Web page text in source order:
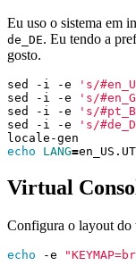
Eu uso o sistema em
de_DE. Eu tendo a
gosto.
sed -i -e
's/
sed -i -e
's/
sed -i -e
's/
sed -i -e
's/
echo
LANG=
Virtual
Configura o layout do
echo -e